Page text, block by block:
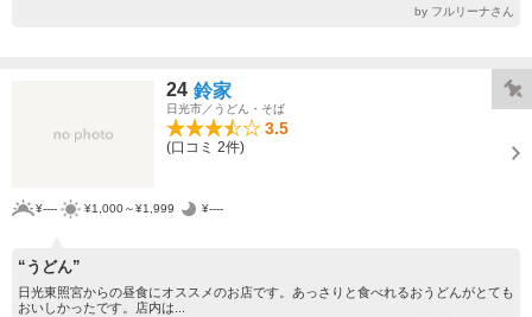
by フルリーナさん
24 鈴家
日光市／うどん・そば
3.5
(口コミ 2件)
¥---- ¥1,000～¥1,999 ¥----
“うどん”
日光東照宮からの昼食にオススメのお店です。あっさりと食べれるおうどんがとても
おいしかったです。店内は...